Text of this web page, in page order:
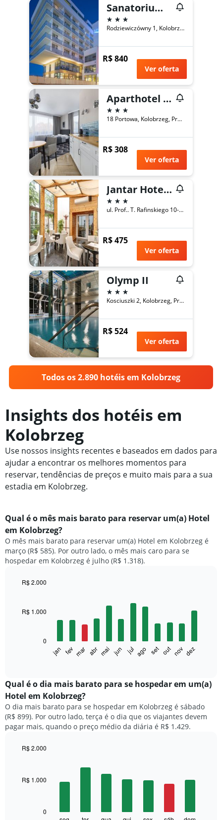
Sanatorium Uzdrowiskowe Baltyk
3 estrelas
Rodziewiczówny 1, Kolobrzeg, Província da Pomerânia Ocidental, Polônia
R$ 840
Ver oferta
Aparthotel Etna
3 estrelas
18 Portowa, Kolobrzeg, Província da Pomerânia Ocidental, Polônia
R$ 308
Ver oferta
Jantar Hotel & Spa By Zdrojowa
3 estrelas
ul. Prof.. T. Rafinskiego 10-14, Kolobrzeg, Província da Pomerânia Ocidental, Polônia
R$ 475
Ver oferta
Olymp II
3 estrelas
Kosciuszki 2, Kolobrzeg, Província da Pomerânia Ocidental, Polônia
R$ 524
Ver oferta
Todos os 2.890 hotéis em Kolobrzeg
Insights dos hotéis em
Kolobrzeg
Use nossos insights recentes e baseados em dados para
ajudar a encontrar os melhores momentos para
reservar, tendências de preços e muito mais para a sua
estadia em Kolobrzeg.
Qual é o mês mais barato para reservar um(a) Hotel
em Kolobrzeg?
O mês mais barato para reservar um(a) Hotel em Kolobrzeg é
março (R$ 585). Por outro lado, o mês mais caro para se
hospedar em Kolobrzeg é julho (R$ 1.318).
with
12
exibe
o
preço
médio
de
um
O
gráfico
jan fev mar abr mai jun jul ago set out nov dez
0
R$ 1.000
R$ 2.000
Qual é o dia mais barato para se hospedar em um(a)
Hotel em Kolobrzeg?
O dia mais barato para se hospedar em Kolobrzeg é sábado
(R$ 899). Por outro lado, terça é o dia que os viajantes devem
pagar mais, quando o preço médio da diária é R$ 1.429.
0
R$ 1.000
R$ 2.000